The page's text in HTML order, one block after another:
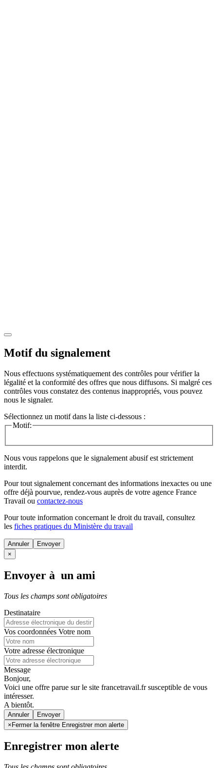
Motif du signalement
Nous effectuons systématiquement des contrôles pour vérifier la
légalité et la conformité des offres que nous diffusons. Si malgré ces
contrôles vous constatez des contenus inappropriés, vous pouvez
nous le signaler.
Sélectionnez un motif dans la liste ci-dessous :
Motif:
Nous vous rappelons que le signalement abusif est strictement
interdit.
Pour tout signalement concernant des informations inexactes ou une
offre déjà pourvue, rendez-vous auprès de votre agence France
Travail ou contactez-nous
Pour toute information concernant le droit du travail, consultez
les fiches pratiques du Ministère du travail
Annuler
×
Envoyer à un ami
Tous les champs sont obligatoires
Destinataire
Vos coordonnées Votre nom
Votre adresse électronique
Message
Bonjour,
Voici une offre parue sur le site francetravail.fr susceptible de vous
intéresser.
A bientôt.
Annuler
× Fermer la fenêtre Enregistrer mon alerte
Enregistrer mon alerte